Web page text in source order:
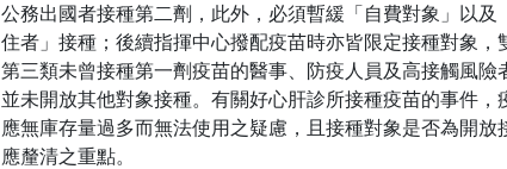
公務出國者接種第二劑，此外，必須暫緩「自費對象」以及
住者」接種；後續指揮中心撥配疫苗時亦皆限定接種對象，
第三類未曾接種第一劑疫苗的醫事、防疫人員及高接觸風險
並未開放其他對象接種。有關好心肝診所接種疫苗的事件，
應無庫存量過多而無法使用之疑慮，且接種對象是否為開放
應釐清之重點。